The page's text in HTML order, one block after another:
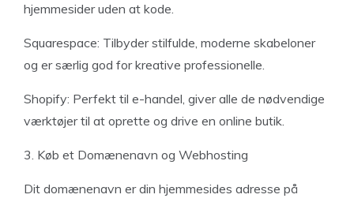
hjemmesider uden at kode.
Squarespace: Tilbyder stilfulde, moderne skabeloner
og er særlig god for kreative professionelle.
Shopify: Perfekt til e-handel, giver alle de nødvendige
værktøjer til at oprette og drive en online butik.
3. Køb et Domænenavn og Webhosting
Dit domænenavn er din hjemmesides adresse på